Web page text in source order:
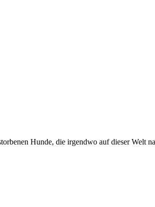
Hunde, die irgendwo auf dieser Welt